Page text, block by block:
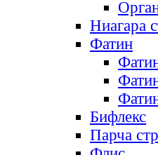
Ниагара
Фатин
Бифлекс
Парча